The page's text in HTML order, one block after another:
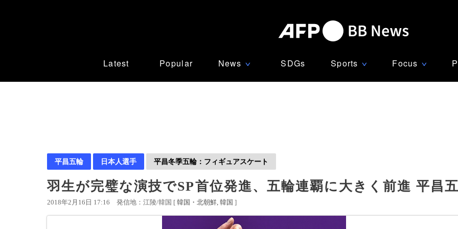
Latest Popular News ∨ SDGs Sports ∨ Focus ∨
平昌五輪 日本人選手 平昌冬季五輪：フィギュアスケート
羽生が完璧な演技でSP首位発進、五輪連覇に大きく前進 平昌
2018年2月16日 17:16 発信地：江陵/韓国 [ 韓国・北朝鮮 韓国 ]